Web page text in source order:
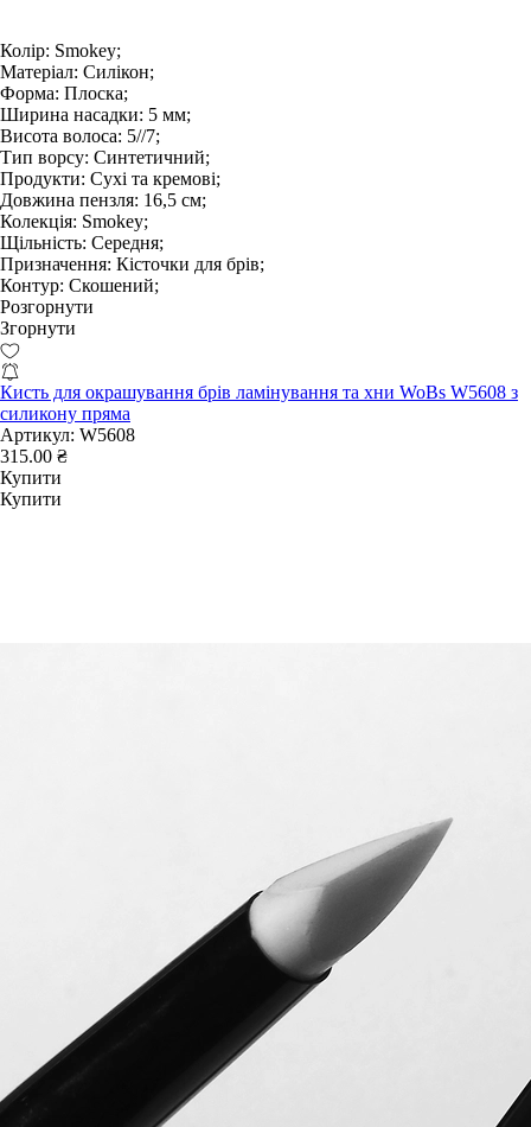
Колір: Smokey;
Матеріал: Силікон;
Форма: Плоска;
Ширина насадки: 5 мм;
Висота волоса: 5//7;
Тип ворсу: Синтетичний;
Продукти: Сухі та кремові;
Довжина пензля: 16,5 см;
Колекція: Smokey;
Щільність: Середня;
Призначення: Кісточки для брів;
Контур: Скошений;
Розгорнути
Згорнути
Кисть для окрашування брів ламінування та хни WoBs W5608 з
силикону пряма
Артикул: W5608
315.00 ₴
Купити
Купити